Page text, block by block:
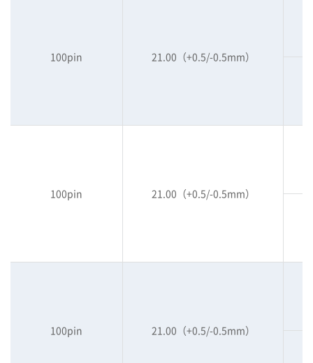
100pin 21.00（+0.5/-0.5mm）
100pin 21.00（+0.5/-0.5mm）
100pin 21.00（+0.5/-0.5mm）